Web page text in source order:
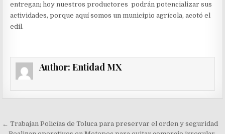
entregan; hoy nuestros productores podrán potencializar sus
actividades, porque aquí somos un municipio agrícola, acotó el
edil.
Author: Entidad MX
Navegación
← Trabajan Policías de Toluca para preservar el orden y seguridad